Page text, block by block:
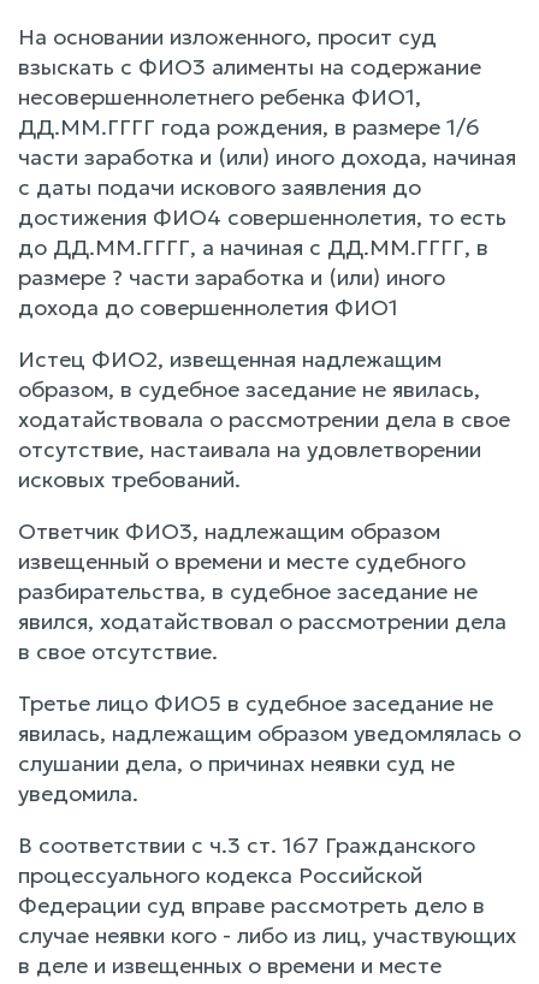
На основании изложенного, просит суд
взыскать с ФИО3 алименты на содержание
несовершеннолетнего ребенка ФИО1,
ДД.ММ.ГГГГ года рождения, в размере 1/6
части заработка и (или) иного дохода, начиная
с даты подачи искового заявления до
достижения ФИО4 совершеннолетия, то есть
до ДД.ММ.ГГГГ, а начиная с ДД.ММ.ГГГГ, в
размере ? части заработка и (или) иного
дохода до совершеннолетия ФИО1
Истец ФИО2, извещенная надлежащим
образом, в судебное заседание не явилась,
ходатайствовала о рассмотрении дела в свое
отсутствие, настаивала на удовлетворении
исковых требований.
Ответчик ФИО3, надлежащим образом
извещенный о времени и месте судебного
разбирательства, в судебное заседание не
явился, ходатайствовал о рассмотрении дела
в свое отсутствие.
Третье лицо ФИО5 в судебное заседание не
явилась, надлежащим образом уведомлялась о
слушании дела, о причинах неявки суд не
уведомила.
В соответствии с ч.3 ст. 167 Гражданского
процессуального кодекса Российской
Федерации суд вправе рассмотреть дело в
случае неявки кого - либо из лиц, участвующих
в деле и извещенных о времени и месте